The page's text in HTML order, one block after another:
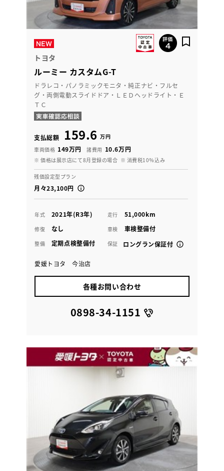
トヨタ
ルーミー カスタムG-T
ドラレコ・パノラミックモニタ・純正ナビ・フルセ
グ・両側電動スライドドア・ＬＥＤヘッドライト・Ｅ
ＴＣ
支払総額 159.6 万円
車両価格 149万円 諸費用 10.6万円
※ 価格は展示店にて8月登録の場合 ※ 消費税10％込み
残価設定型プラン
月々23,100円
年式 2021年(R3年) 走行 51,000km
修復 なし 車検 車検整備付
整備 定期点検整備付 保証 ロングラン保証付
愛媛トヨタ 今治店
各種お問い合わせ
0898-34-1151